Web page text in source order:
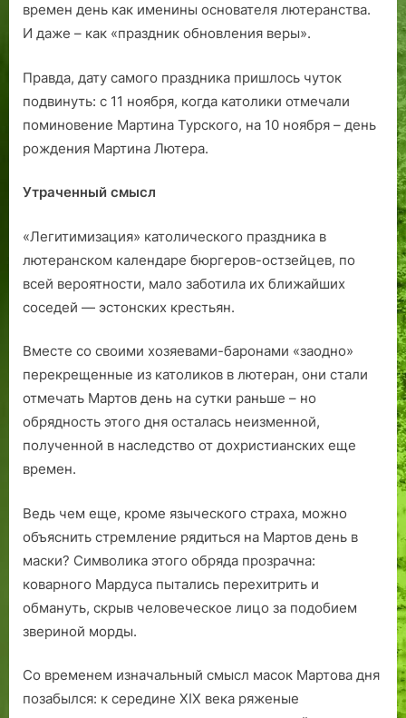
времен день как именины основателя лютеранства.
И даже – как «праздник обновления веры».
Правда, дату самого праздника пришлось чуток
подвинуть: с 11 ноября, когда католики отмечали
поминовение Мартина Турского, на 10 ноября – день
рождения Мартина Лютера.
Утраченный смысл
«Легитимизация» католического праздника в
лютеранском календаре бюргеров-остзейцев, по
всей вероятности, мало заботила их ближайших
соседей — эстонских крестьян.
Вместе со своими хозяевами-баронами «заодно»
перекрещенные из католиков в лютеран, они стали
отмечать Мартов день на сутки раньше – но
обрядность этого дня осталась неизменной,
полученной в наследство от дохристианских еще
времен.
Ведь чем еще, кроме языческого страха, можно
объяснить стремление рядиться на Мартов день в
маски? Символика этого обряда прозрачна:
коварного Мардуса пытались перехитрить и
обмануть, скрыв человеческое лицо за подобием
звериной морды.
Со временем изначальный смысл масок Мартова дня
позабылся: к середине XIX века ряженые